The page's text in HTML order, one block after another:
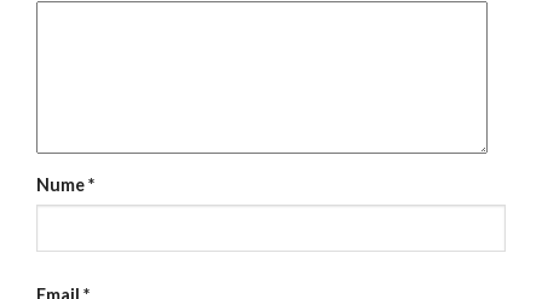
Nume*
Email *